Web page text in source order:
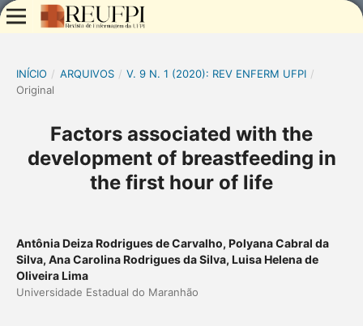
INÍCIO / ARQUIVOS / V. 9 N. 1 (2020): REV ENFERM UFPI /
Original
Factors associated with the
development of breastfeeding in
the first hour of life
Antônia Deiza Rodrigues de Carvalho, Polyana Cabral da
Silva, Ana Carolina Rodrigues da Silva, Luisa Helena de
Oliveira Lima
Universidade Estadual do Maranhão